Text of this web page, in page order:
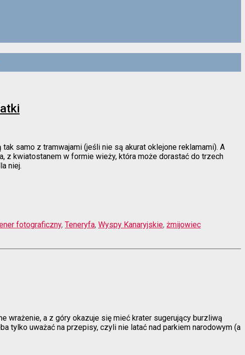
samo z tramwajami (jeśli nie są akurat oklejone reklamami). A
z kwiatostanem w formie wieży, która może dorastać do trzech
niej.
fotograficzny, Teneryfa, Wyspy Kanaryjskie, żmijowiec
wrażenie, a z góry okazuje się mieć krater sugerujący burzliwą
tylko uważać na przepisy, czyli nie latać nad parkiem narodowym (a